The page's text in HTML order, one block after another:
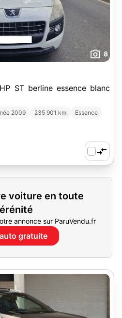
8
ST berline essence blanc
2009 235 901 km
Essence
voiture en toute
annonce sur ParuVendu.fr
gratuite